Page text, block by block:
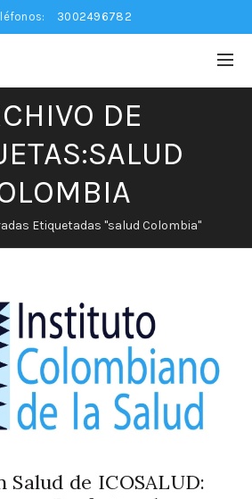
3002496782
DE
Etiquetadas "salud Colombia"
Salud de ICOSALUD: